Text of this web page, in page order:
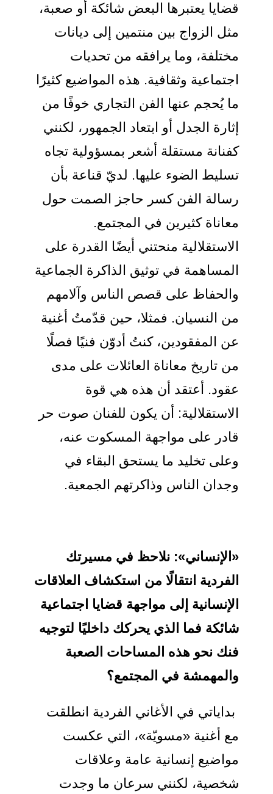
قضايا يعتبرها البعض شائكة أو صعبة،
مثل الزواج بين منتمين إلى ديانات
مختلفة، وما يرافقه من تحديات
اجتماعية وثقافية. هذه المواضيع كثيرًا
ما يُحجم عنها الفن التجاري خوفًا من
إثارة الجدل أو ابتعاد الجمهور، لكنني
كفنانة مستقلة أشعر بمسؤولية تجاه
تسليط الضوء عليها. لديّ قناعة بأن
رسالة الفن كسر حاجز الصمت حول
معاناة كثيرين في المجتمع.
الاستقلالية منحتني أيضًا القدرة على
المساهمة في توثيق الذاكرة الجماعية
والحفاظ على قصص الناس وآلامهم
من النسيان. فمثلا، حين قدّمتُ أغنية
عن المفقودين، كنتُ أدوّن فنيًا فصلًا
من تاريخ معاناة العائلات على مدى
عقود. أعتقد أن هذه هي قوة
الاستقلالية: أن يكون للفنان صوت حر
قادر على مواجهة المسكوت عنه،
وعلى تخليد ما يستحق البقاء في
وجدان الناس وذاكرتهم الجمعية.
«الإنساني»: نلاحظ في مسيرتك
الفردية انتقالًا من استكشاف العلاقات
الإنسانية إلى مواجهة قضايا اجتماعية
شائكة فما الذي يحركك داخليًا لتوجيه
فنك نحو هذه المساحات الصعبة
والمهمشة في المجتمع؟
بداياتي في الأغاني الفردية انطلقت
مع أغنية «مسويّة»، التي عكست
مواضيع إنسانية عامة وعلاقات
شخصية، لكنني سرعان ما وجدت